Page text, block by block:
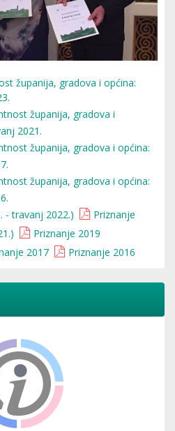
županija, gradova i općina:
županija, gradova i
2021.
županija, gradova i općina:
županija, gradova i općina:
- travanj 2022.)
Priznanje
Priznanje 2019
2017 Priznanje 2016